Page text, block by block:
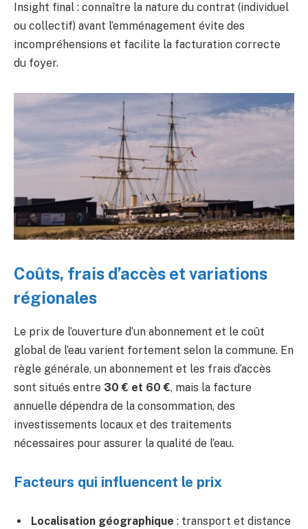
Insight final : connaître la nature du contrat (individuel
ou collectif) avant l’emménagement évite des
incompréhensions et facilite la facturation correcte
du foyer.
Coûts, frais d’accès et variations
régionales
Le prix de l’ouverture d’un abonnement et le coût
global de l’eau varient fortement selon la commune. En
règle générale, un abonnement et les frais d’accès
sont situés entre 30 € et 60 €, mais la facture
annuelle dépendra de la consommation, des
investissements locaux et des traitements
nécessaires pour assurer la qualité de l’eau.
Facteurs qui influencent le prix
Localisation géographique : transport et distance